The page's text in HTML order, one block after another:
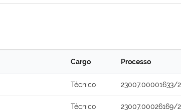
Cargo Processo
Técnico 23007.00001633/
Técnico 23007.00026169/